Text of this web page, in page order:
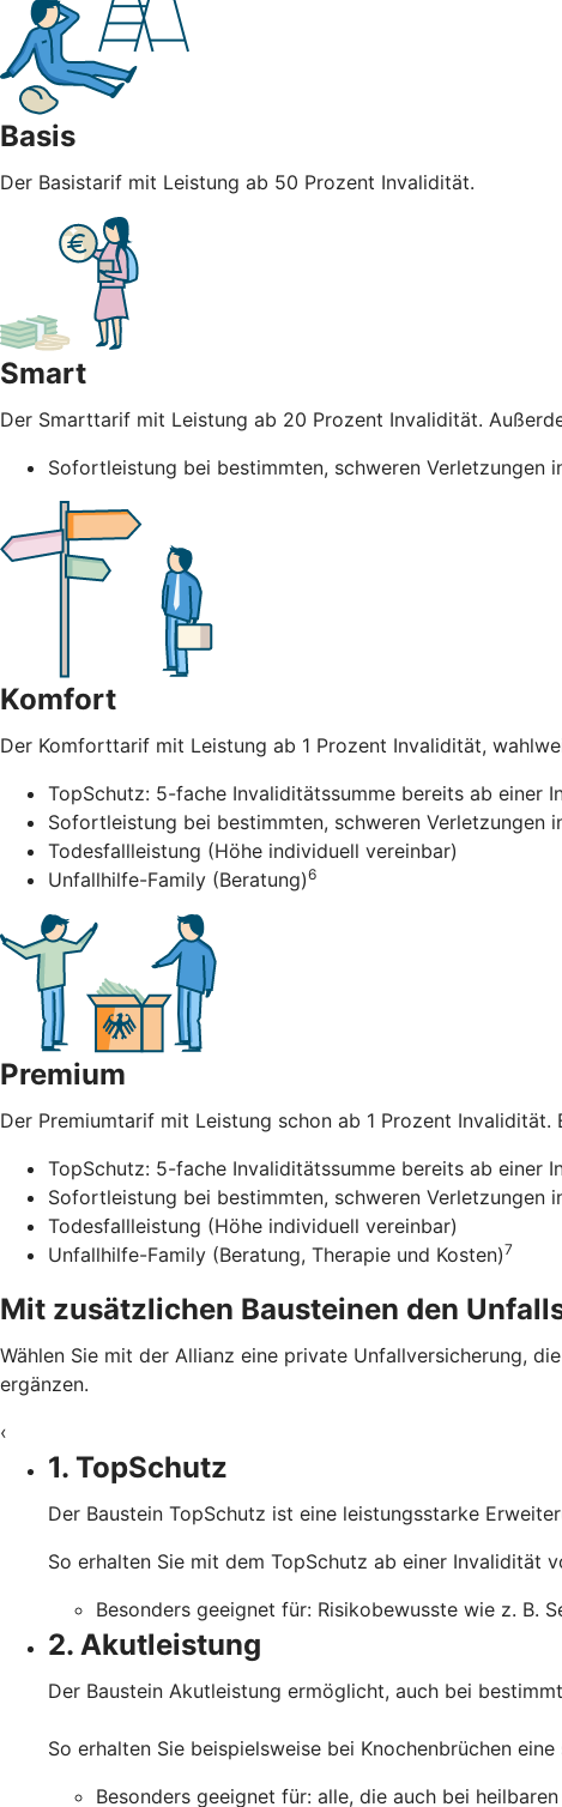
Basis
Der Basistarif mit Leistung ab 50 Prozent Invalidität.
Smart
Der Smarttarif mit Leistung ab 20 Prozent Invalidität.
Sofortleistung bei bestimmten, schweren Verletzungen
Komfort
Der Komforttarif mit Leistung ab 1 Prozent Invalidität,
TopSchutz: 5-fache Invaliditätssumme bereits ab einer
Sofortleistung bei bestimmten, schweren Verletzungen
Todesfallleistung (Höhe individuell vereinbar)
Unfallhilfe-Family (Beratung)6
Premium
Der Premiumtarif mit Leistung schon ab 1 Prozent Invalidität.
TopSchutz: 5-fache Invaliditätssumme bereits ab einer
Sofortleistung bei bestimmten, schweren Verletzungen
Todesfallleistung (Höhe individuell vereinbar)
Unfallhilfe-Family (Beratung, Therapie und Kosten)7
Mit zusätzlichen Bausteinen den
Wählen Sie mit der Allianz eine private Unfallversicherung,
ergänzen.
‹
1. TopSchutz
Der Baustein TopSchutz ist eine leistungsstarke
So erhalten Sie mit dem TopSchutz ab einer Invalidität
Besonders geeignet für: Risikobewusste wie z. B.
2. Akutleistung
Der Baustein Akutleistung ermöglicht, auch bei
So erhalten Sie beispielsweise bei Knochenbrüchen
Besonders geeignet für: alle, die auch bei